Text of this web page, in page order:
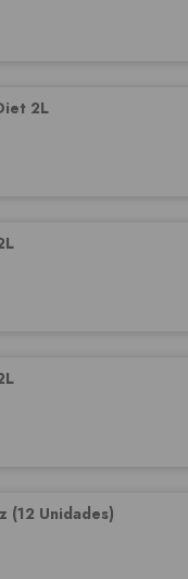
2L
(12 Unidades)